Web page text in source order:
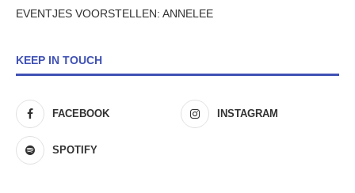
EVENTJES VOORSTELLEN: ANNELEE
KEEP IN TOUCH
FACEBOOK INSTAGRAM
SPOTIFY